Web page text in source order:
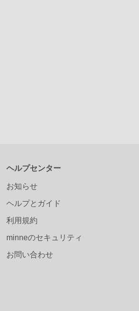
ヘルプセンター
お知らせ
ヘルプとガイド
利用規約
minneのセキュリティ
お問い合わせ